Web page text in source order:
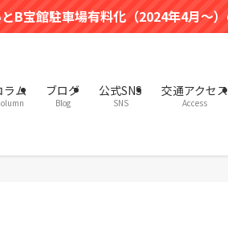
化（2024年4月～）のお知らせ
ラム ブログ
Blog
公式SNS
SNS
交通アクセス
Access